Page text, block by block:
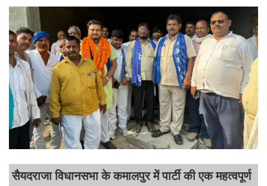
सैयदराजा विधानसभा के कमालपुर में पार्टी की एक महत्वपूर्ण